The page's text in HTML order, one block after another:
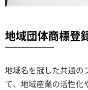
地域団体商標登
地域名を冠した共通の
て、地域産業の活性化